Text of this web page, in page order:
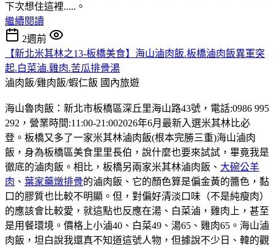
下次想住這裡.....。
繼續閱讀
2週前
【新北米其林之13-板橋美食】海山滷肉飯.板橋滷肉飯異軍突
起.白菜滷.雞肉.苦瓜排骨湯
滷肉飯/雞肉飯/蝦仁飯 國內旅遊
海山魯肉飯：新北市板橋區深丘里海山路43號，電話:0986 995
292，營業時間:11:00-21:002026年6月最新入選米其林比必
登。板橋又多了一家米其林滷肉飯(根本完勝三重)海山滷肉
飯，身為板橋區美食里里長伯，說什麼也要來試試，畢竟我是
徹底的滷肉飯。相比，板橋另兩家米其林滷肉飯、 大碗公羊
肉 、 葉家藥燉排骨的滷肉飯、它的顏色算是偏金黃的醬色，黏
口的膠質也比較不明顯。但，對偏好清淡口味（不是純瘦肉）
的應該會比較愛，就這點也反應在湯、白菜滷，雞肉上，甚至
是用餐環境。價格上小滷40、白菜49、湯65、雞肉65。海山滷
肉飯，坦白說我還真不知道這號人物，但據說不少日、韓的觀